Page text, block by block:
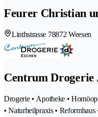
Feurer Christian
Linthstrasse 78872 Weesen
Centrum Drogerie
Drogerie • Apotheke •
• Naturheilpraxis •